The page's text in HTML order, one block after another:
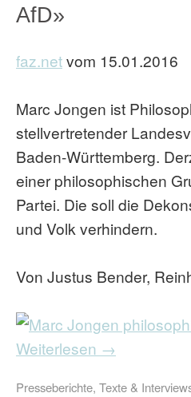
AfD»
faz.netvom 15.01.2016
Marc Jongen ist
stellvertretender
Baden-Württemberg.
einer philosophischen
Partei. Die soll die
und Volk verhindern.
Von Justus Bender,
Weiterlesen →
Presseberichte, Texte &